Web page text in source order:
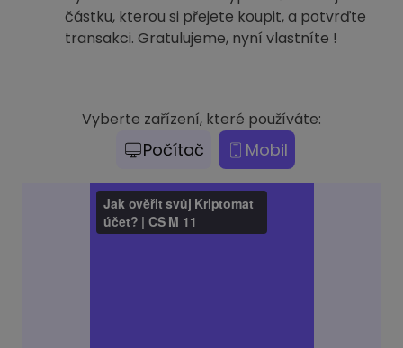
částku, kterou si přejete koupit, a potvrďte
transakci. Gratulujeme, nyní vlastníte !
Vyberte zařízení, které používáte:
Počítač Mobil